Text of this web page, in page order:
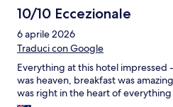
10/10 Eccezionale
6 aprile 2026
Traduci con Google
Everything at this hotel
was heaven, breakfast was
was right in the heart of